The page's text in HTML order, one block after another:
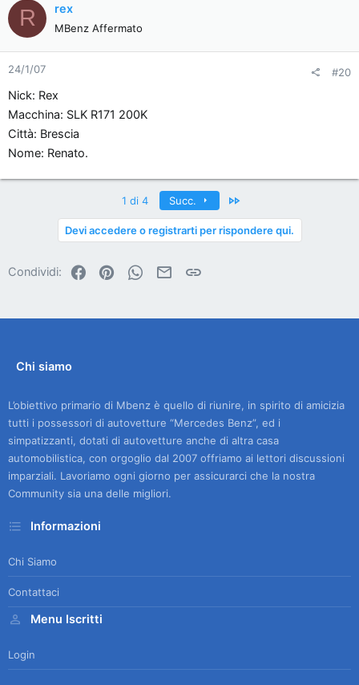
R rex
MBenz Affermato
24/1/07 #20
Nick: Rex
Macchina: SLK R171 200K
Città: Brescia
Nome: Renato.
1 di 4 Succ.
Devi accedere o registrarti per rispondere qui.
Condividi: FacebookPinterestWhatsApp
Email
Chi siamo
L’obiettivo primario di Mbenz è quello di riunire, in spirito di amicizia
tutti i possessori di autovetture “Mercedes Benz”, ed i
simpatizzanti, dotati di autovetture anche di altra casa
automobilistica, con orgoglio dal 2007 offriamo ai lettori discussioni
imparziali. Lavoriamo ogni giorno per assicurarci che la nostra
Community sia una delle migliori.
Informazioni
Chi Siamo
Contattaci
Menu Iscritti
Login